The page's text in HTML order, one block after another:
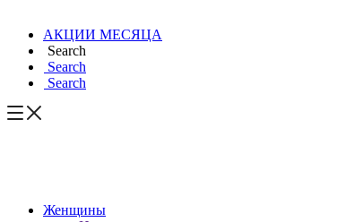
АКЦИИ МЕСЯЦА
Search
Search
Search
Женщины